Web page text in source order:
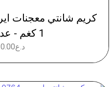
1 كغم - عدد 10
د.ع0.00